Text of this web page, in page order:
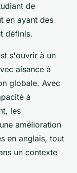
de
en ayant des
définis.
s'ouvrir à un
aisance à
globale. Avec
à
les
amélioration
en anglais, tout
un contexte